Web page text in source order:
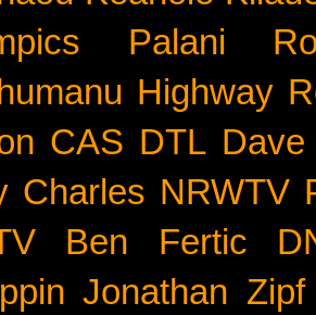
Palani
Highway
CAS DTL
Charles NRWTV
Ben Fertic
Jonathan Zipf